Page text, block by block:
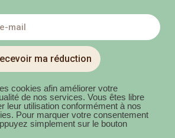
ma réduction
cookies afin améliorer votre
de nos services. Vous êtes libre
leur utilisation conformément à nos
Pour marquer votre consentement
simplement sur le bouton